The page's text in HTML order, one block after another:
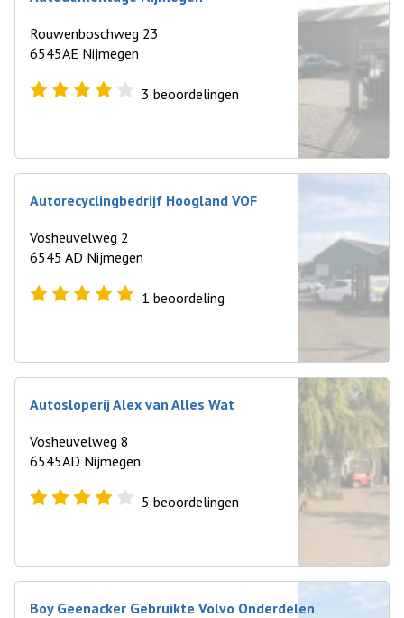
Rouwenboschweg 23
6545AE Nijmegen
3 beoordelingen
Autorecyclingbedrijf Hoogland VOF
Vosheuvelweg 2
6545 AD Nijmegen
1 beoordeling
Autosloperij Alex van Alles Wat
Vosheuvelweg 8
6545AD Nijmegen
5 beoordelingen
Boy Geenacker Gebruikte Volvo Onderdelen